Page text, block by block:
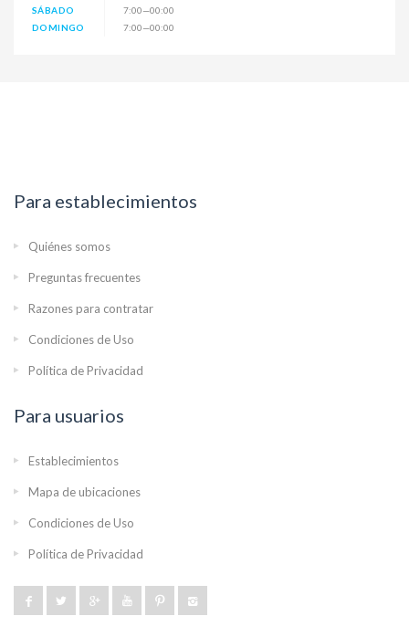
SÁBADO
7:00—00:00
DOMINGO
7:00—00:00
Para establecimientos
Quiénes somos
Preguntas frecuentes
Razones para contratar
Condiciones de Uso
Política de Privacidad
Para usuarios
Establecimientos
Mapa de ubicaciones
Condiciones de Uso
Política de Privacidad